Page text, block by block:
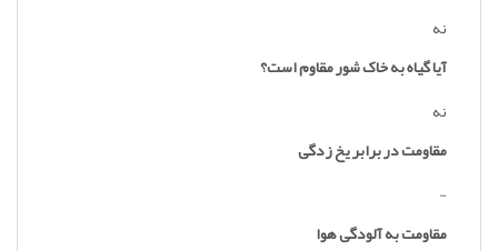
نه
آیا گیاه به خاک شور مقاوم است؟
نه
مقاومت در برابر یخ زدگی
-
مقاومت به آلودگی هوا